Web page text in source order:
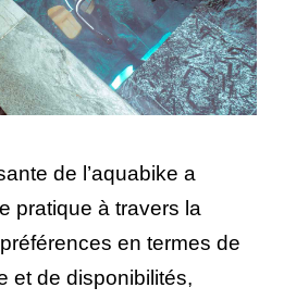
de l’aquabike a
pratique à travers la
en termes de
et de disponibilités,